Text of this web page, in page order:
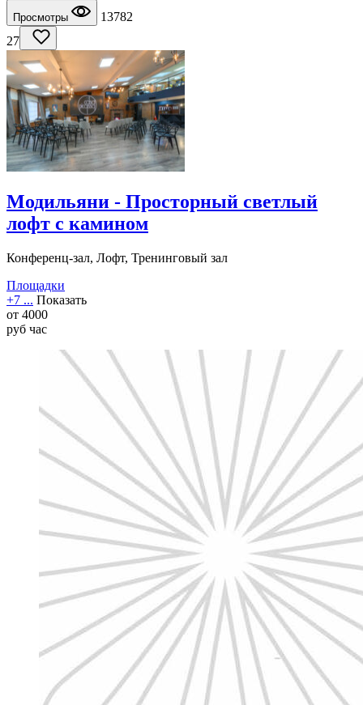
Просмотры
13782
27
Модильяни - Просторный светлый
лофт с камином
Конференц-зал, Лофт, Тренинговый зал
Площадки
+7 ... Показать
от 4000
руб час